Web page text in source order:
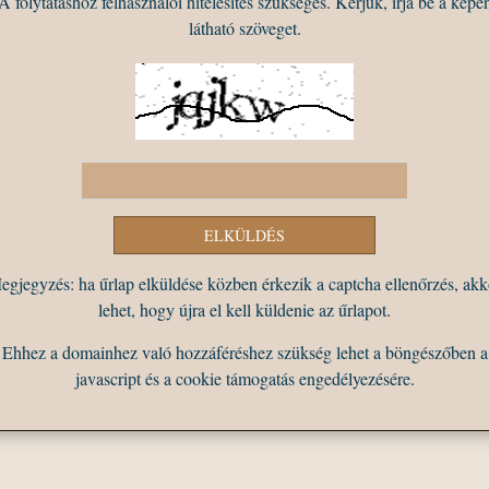
látható szöveget.
ha űrlap elküldése közben érkezik a captcha ellenőrzés,
lehet, hogy újra el kell küldenie az űrlapot.
Ehhez a domainhez való hozzáféréshez szükség lehet a böngészőben a
javascript és a cookie támogatás engedélyezésére.